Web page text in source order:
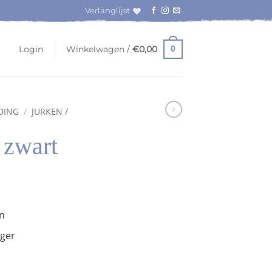
Verlanglijst
Login Winkelwagen /€0,00 0
/ JURKEN /